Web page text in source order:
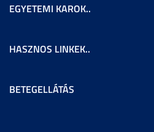
EGYETEMI KAROK..
HASZNOS LINKEK..
BETEGELLÁTÁS